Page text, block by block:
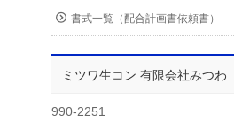
書式一覧（配合計画書依頼書）
ミツワ生コン 有限会社みつわ
990-2251